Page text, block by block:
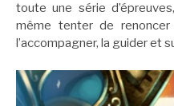
toute une série
même tenter de
l’accompagner, la guider et